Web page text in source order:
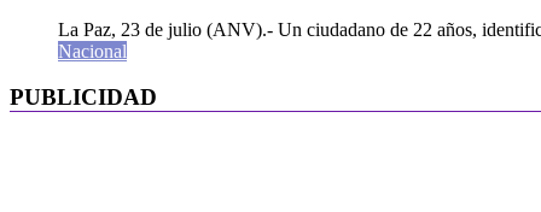
La Paz, 23 de julio (ANV).- Un ciudadano de 22 años,
Nacional
PUBLICIDAD